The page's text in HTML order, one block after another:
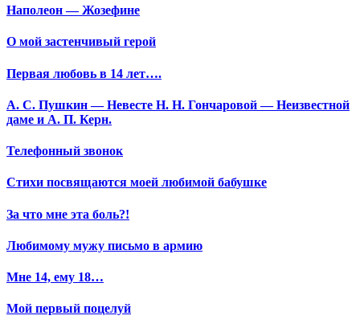
Наполеон — Жозефине
О мой застенчивый герой
Первая любовь в 14 лет….
А. С. Пушкин — Невесте Н. Н. Гончаровой — Неизвестной
даме и А. П. Керн.
Телефонный звонок
Стихи посвящаются моей любимой бабушке
За что мне эта боль?!
Любимому мужу письмо в армию
Мне 14, ему 18…
Мой первый поцелуй